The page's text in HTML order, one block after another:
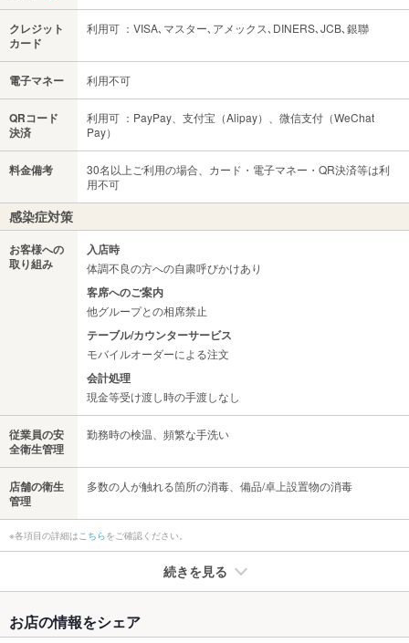
クレジット
カード
利用可 ：VISA､マスター､アメックス､DINERS､JCB､銀聯
電子マネー 利用不可
QRコード
決済
利用可 ：PayPay、支付宝（Alipay）、微信支付（WeChat
Pay）
料金備考
30名以上ご利用の場合、カード・電子マネー・QR決済等は利
用不可
感染症対策
お客様への
取り組み
入店時
体調不良の方への自粛呼びかけあり
客席へのご案内
他グループとの相席禁止
テーブル/カウンターサービス
モバイルオーダーによる注文
会計処理
現金等受け渡し時の手渡しなし
従業員の安
全衛生管理
勤務時の検温、頻繁な手洗い
店舗の衛生
管理
多数の人が触れる箇所の消毒、備品/卓上設置物の消毒
※各項目の詳細は こちらをご確認ください。
続きを見る
禁煙・喫煙
全席喫煙可
お店の情報をシェア